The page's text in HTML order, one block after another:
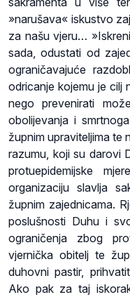
»narušava« iskustvo
za našu vjeru…
sada, odustati od
ograničavajuće
odricanje kojemu je cilj
nego prevenirati
obolijevanja i
župnim upraviteljima te
razumu, koji su darovi
protuepidemijske
organizaciju slavlja
župnim zajednicama.
poslušnosti Duhu i
ograničenja zbog
vjernička obitelj te
duhovni pastir,
Ako pak za taj